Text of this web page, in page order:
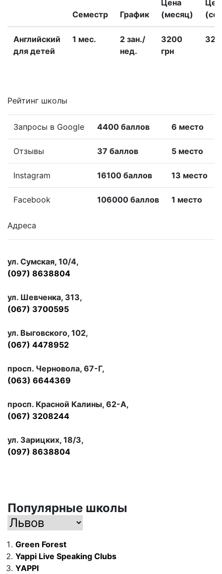
Семестр График
Цена
(месяц)
Английский
для детей
1 меc.
2 зан./
нед.
3200
грн
Рейтинг школы
Запросы в Google 4400 баллов 6 место
Отзывы 37 баллов 5 место
Instagram 16100 баллов 13 место
Facebook 106000 баллов 1 место
Адреса
ул. Сумская, 10/4,
(097) 8638804
ул. Шевченка, 313,
(067) 3700595
ул. Выговского, 102,
(067) 4478952
просп. Черновола, 67-Г,
(063) 6644369
просп. Красной Калины, 62-А,
(067) 3208244
ул. Зарицких, 18/3,
(097) 8638804
Популярные школы
Green Forest
Yappi Live Speaking Clubs
YAPPI